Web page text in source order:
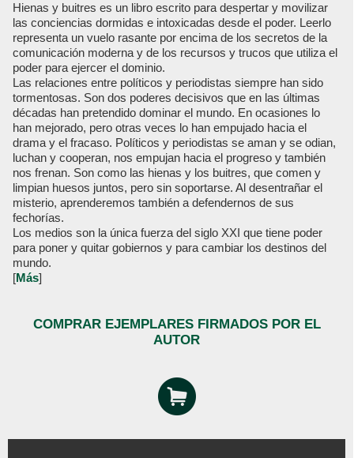
Hienas y buitres es un libro escrito para despertar y movilizar
las conciencias dormidas e intoxicadas desde el poder. Leerlo
representa un vuelo rasante por encima de los secretos de la
comunicación moderna y de los recursos y trucos que utiliza el
poder para ejercer el dominio.
Las relaciones entre políticos y periodistas siempre han sido
tormentosas. Son dos poderes decisivos que en las últimas
décadas han pretendido dominar el mundo. En ocasiones lo
han mejorado, pero otras veces lo han empujado hacia el
drama y el fracaso. Políticos y periodistas se aman y se odian,
luchan y cooperan, nos empujan hacia el progreso y también
nos frenan. Son como las hienas y los buitres, que comen y
limpian huesos juntos, pero sin soportarse. Al desentrañar el
misterio, aprenderemos también a defendernos de sus
fechorías.
Los medios son la única fuerza del siglo XXI que tiene poder
para poner y quitar gobiernos y para cambiar los destinos del
mundo.
[Más]
COMPRAR EJEMPLARES FIRMADOS POR EL
AUTOR